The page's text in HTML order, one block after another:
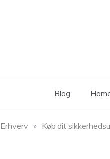
Blog
Erhverv » Køb dit